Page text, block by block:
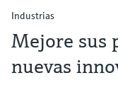
Industrias
Mejore sus
nuevas